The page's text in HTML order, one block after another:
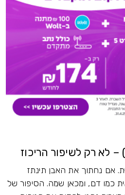
אם נחתוך את האבן תינתז
כמו דם, ומכאן שמה. הסיפור של